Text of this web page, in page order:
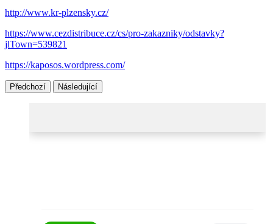
http://www.kr-plzensky.cz/
https://www.cezdistribuce.cz/cs/pro-zakazniky/odstavky?
jlTown=539821
https://kaposos.wordpress.com/
Předchozí Následující